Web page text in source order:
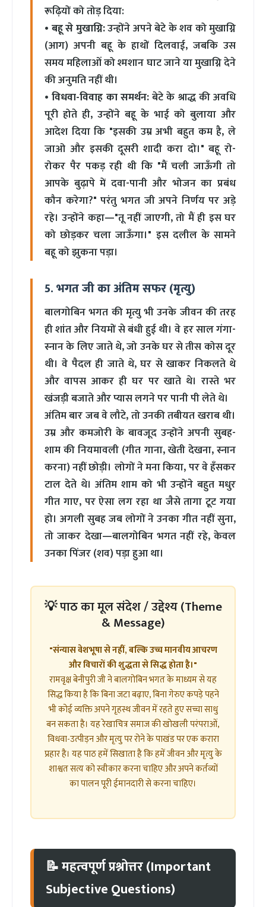
रूढ़ियों को तोड़ दिया:
• बहू से मुखाग्नि:उन्होंने अपने बेटे के शव को मुखाग्नि
(आग) अपनी बहू के हाथों दिलवाई, जबकि उस
समय महिलाओं को श्मशान घाट जाने या मुखाग्नि देने
की अनुमति नहीं थी।
•विधवा-विवाह का समर्थन:बेटे के श्राद्ध की अवधि
पूरी होते ही, उन्होंने बहू के भाई को बुलाया और
आदेश दिया कि "इसकी उम्र अभी बहुत कम है, ले
जाओ और इसकी दूसरी शादी करा दो।" बहू रो-
रोकर पैर पकड़ रही थी कि "मैं चली जाऊँगी तो
आपके बुढ़ापे में दवा-पानी और भोजन का प्रबंध
कौन करेगा?" परंतु भगत जी अपने निर्णय पर अड़े
रहे। उन्होंने कहा—"तू नहीं जाएगी, तो मैं ही इस घर
को छोड़कर चला जाऊँगा।" इस दलील के सामने
बहू को झुकना पड़ा।
5. भगत जी का अंतिम सफर (मृत्यु)
बालगोबिन भगत की मृत्यु भी उनके जीवन की तरह
ही शांत और नियमों से बंधी हुई थी। वे हर साल गंगा-
स्नान के लिए जाते थे, जो उनके घर से तीस कोस दूर
थी। वे पैदल ही जाते थे, घर से खाकर निकलते थे
और वापस आकर ही घर पर खाते थे। रास्ते भर
खंजड़ी बजाते और प्यास लगने पर पानी पी लेते थे।
अंतिम बार जब वे लौटे, तो उनकी तबीयत खराब थी।
उम्र और कमजोरी के बावजूद उन्होंने अपनी सुबह-
शाम की नियमावली (गीत गाना, खेती देखना, स्नान
करना) नहीं छोड़ी। लोगों ने मना किया, पर वे हँसकर
टाल देते थे। अंतिम शाम को भी उन्होंने बहुत मधुर
गीत गाए, पर ऐसा लग रहा था जैसे तागा टूट गया
हो। अगली सुबह जब लोगों ने उनका गीत नहीं सुना,
तो जाकर देखा—बालगोबिन भगत नहीं रहे, केवल
उनका पिंजर (शव) पड़ा हुआ था।
💡 पाठ का मूल संदेश / उद्देश्य (Theme
& Message)
"संन्यास वेशभूषा से नहीं, बल्कि उच्च मानवीय आचरण
और विचारों की शुद्धता से सिद्ध होता है।"
रामवृक्ष बेनीपुरी जी ने बालगोबिन भगत के माध्यम से यह
सिद्ध किया है कि बिना जटा बढ़ाए, बिना गेरुए कपड़े पहने
भी कोई व्यक्ति अपने गृहस्थ जीवन में रहते हुए सच्चा साधु
बन सकता है। यह रेखाचित्र समाज की खोखली परंपराओं,
विधवा-उत्पीड़न और मृत्यु पर रोने के पाखंड पर एक करारा
प्रहार है। यह पाठ हमें सिखाता है कि हमें जीवन और मृत्यु के
शाश्वत सत्य को स्वीकार करना चाहिए और अपने कर्तव्यों
का पालन पूरी ईमानदारी से करना चाहिए।
📝 महत्वपूर्ण प्रश्नोत्तर (Important
Subjective Questions)